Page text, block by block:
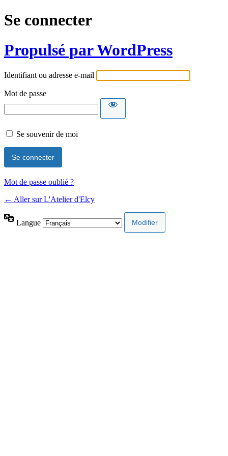
Se connecter
Propulsé par WordPress
Identifiant ou adresse e-mail
Mot de passe
Se souvenir de moi
Mot de passe oublié ?
← Aller sur L'Atelier d'Elcy
Langue